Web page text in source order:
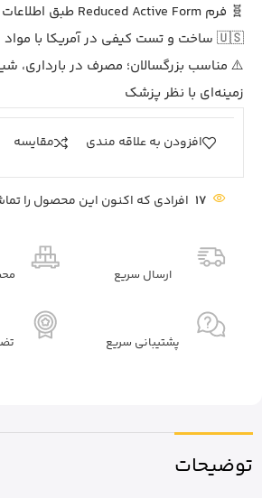
🧬 فرم Reduced Active Form طبق اطلاعات برند
🇺🇸 ساخت و تست کیفی در آمریکا با مواد اولیه جهانی
⚠️ مناسب بزرگسالان؛ مصرف در بارداری،
زمینه‌ای با نظر پزشک
افزودن به علاقه مندی مقايسه
17 افرادی که اکنون این محصول را
ارسال سریع
پشتیبانی سریع
توضیحات